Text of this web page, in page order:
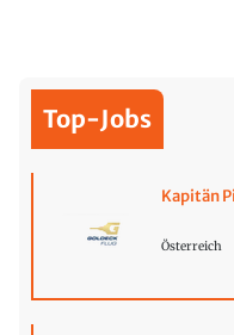
Top-Jobs
Kapitän
Österreich